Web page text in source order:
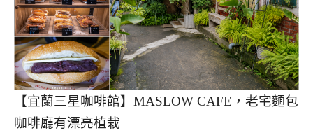
【宜蘭三星咖啡館】MASLOW CAFE，老宅麵包
咖啡廳有漂亮植栽